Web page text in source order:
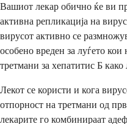
Вашиот лекар обично ќе ви
активна репликација на
вирусот активно се
особено вреден за луѓето
третмани за хепатитис Б
Лекот се користи и кога
отпорност на третмани од
лекарите го комбинираат